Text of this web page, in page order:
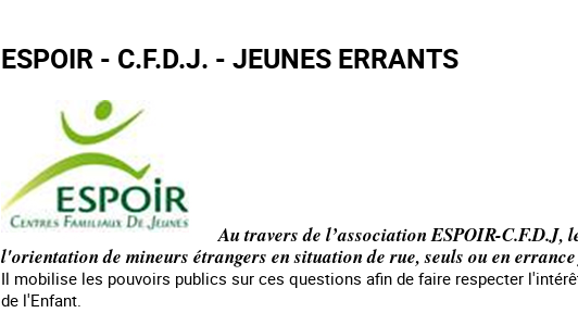
ESPOIR - C.F.D.J. - JEUNES ERRANTS
Au travers de l’association ESPOIR-
l'orientation de mineurs étrangers en situation de rue, seuls ou en
Il mobilise les pouvoirs publics sur ces questions afin de faire respecter
de l'Enfant.